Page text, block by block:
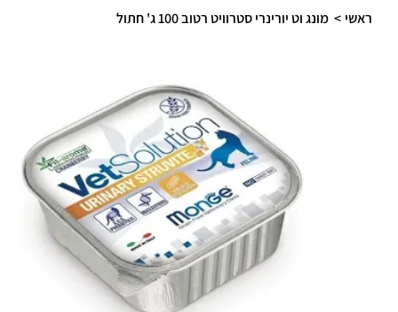
ראשי > מונג וט יורינרי סטרוויט רטוב 100 ג' חתול